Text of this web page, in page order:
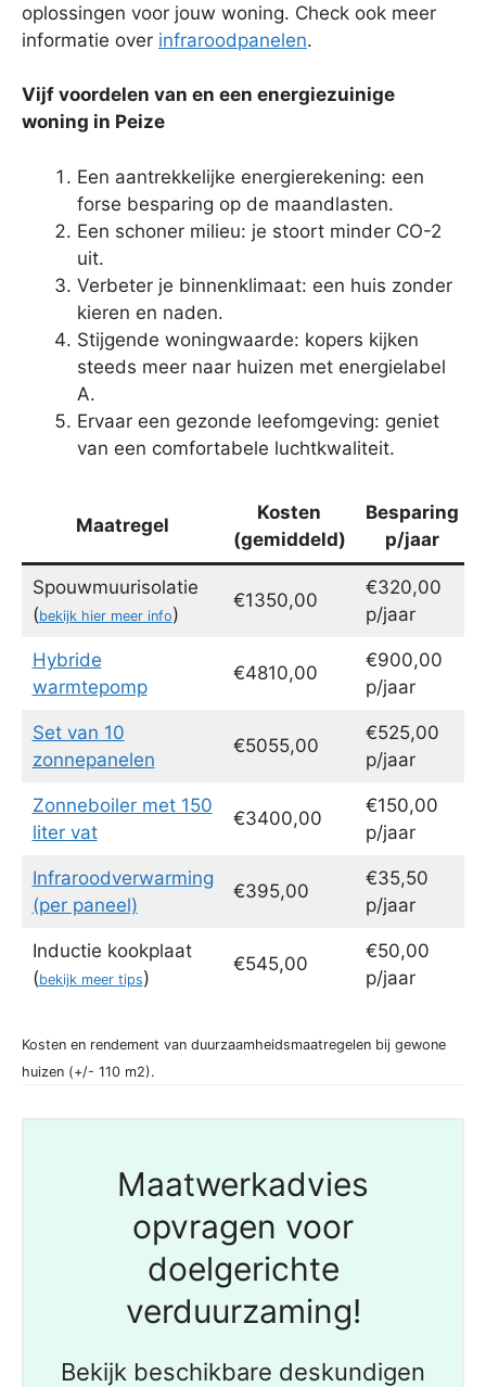
oplossingen voor jouw woning. Check ook meer
informatie over infraroodpanelen.
Vijf voordelen van en een energiezuinige
woning in Peize
Een aantrekkelijke energierekening: een
forse besparing op de maandlasten.
Een schoner milieu: je stoort minder CO-2
uit.
Verbeter je binnenklimaat: een huis zonder
kieren en naden.
Stijgende woningwaarde: kopers kijken
steeds meer naar huizen met energielabel
A.
Ervaar een gezonde leefomgeving: geniet
van een comfortabele luchtkwaliteit.
Maatregel
Kosten
(gemiddeld)
Besparing
p/jaar
Spouwmuurisolatie
(bekijk hier meer info)
€1350,00
€320,00
p/jaar
Hybride
warmtepomp
€4810,00
€900,00
p/jaar
Set van 10
zonnepanelen
€5055,00
€525,00
p/jaar
Zonneboiler met 150
liter vat
€3400,00
€150,00
p/jaar
Infraroodverwarming
(per paneel)
€395,00
€35,50
p/jaar
Inductie kookplaat
(bekijk meer tips)
€545,00
€50,00
p/jaar
Kosten en rendement van duurzaamheidsmaatregelen bij gewone
huizen (+/- 110 m2).
Maatwerkadvies
opvragen voor
doelgerichte
verduurzaming!
Bekijk beschikbare deskundigen